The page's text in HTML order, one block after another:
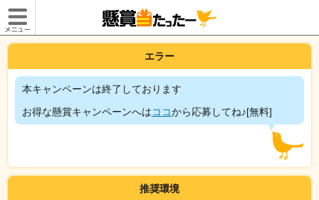
エラー
本キャンペーンは終了しております
お得な懸賞キャンペーンへはココから応募してね♪[無料]
推奨環境